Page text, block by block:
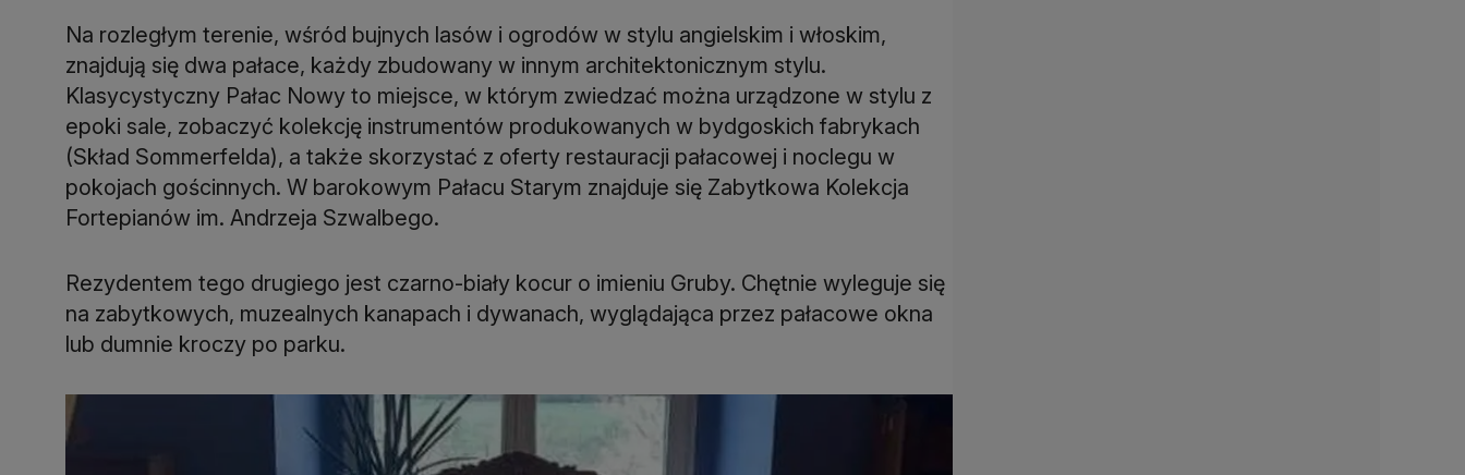
Na rozległym terenie, wśród bujnych lasów i ogrodów w stylu angielskim i włoskim,
znajdują się dwa pałace, każdy zbudowany w innym architektonicznym stylu.
Klasycystyczny Pałac Nowy to miejsce, w którym zwiedzać można urządzone w stylu z
epoki sale, zobaczyć kolekcję instrumentów produkowanych w bydgoskich fabrykach
(Skład Sommerfelda), a także skorzystać z oferty restauracji pałacowej i noclegu w
pokojach gościnnych. W barokowym Pałacu Starym znajduje się Zabytkowa Kolekcja
Fortepianów im. Andrzeja Szwalbego.
Rezydentem tego drugiego jest czarno-biały kocur o imieniu Gruby. Chętnie wyleguje się
na zabytkowych, muzealnych kanapach i dywanach, wyglądająca przez pałacowe okna
lub dumnie kroczy po parku.